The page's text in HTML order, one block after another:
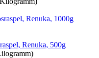
Renuka, 1000g
Renuka, 500g